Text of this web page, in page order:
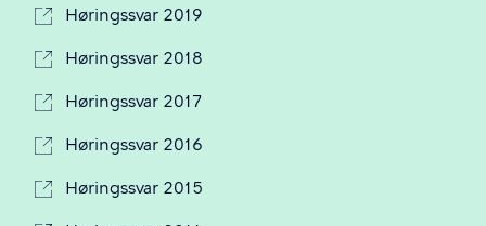
Høringssvar 2019
Høringssvar 2018
Høringssvar 2017
Høringssvar 2016
Høringssvar 2015